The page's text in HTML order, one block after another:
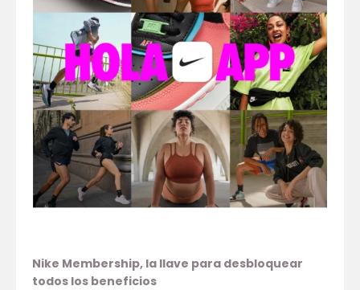
Nike Membership, la llave para desbloquear
todos los beneficios